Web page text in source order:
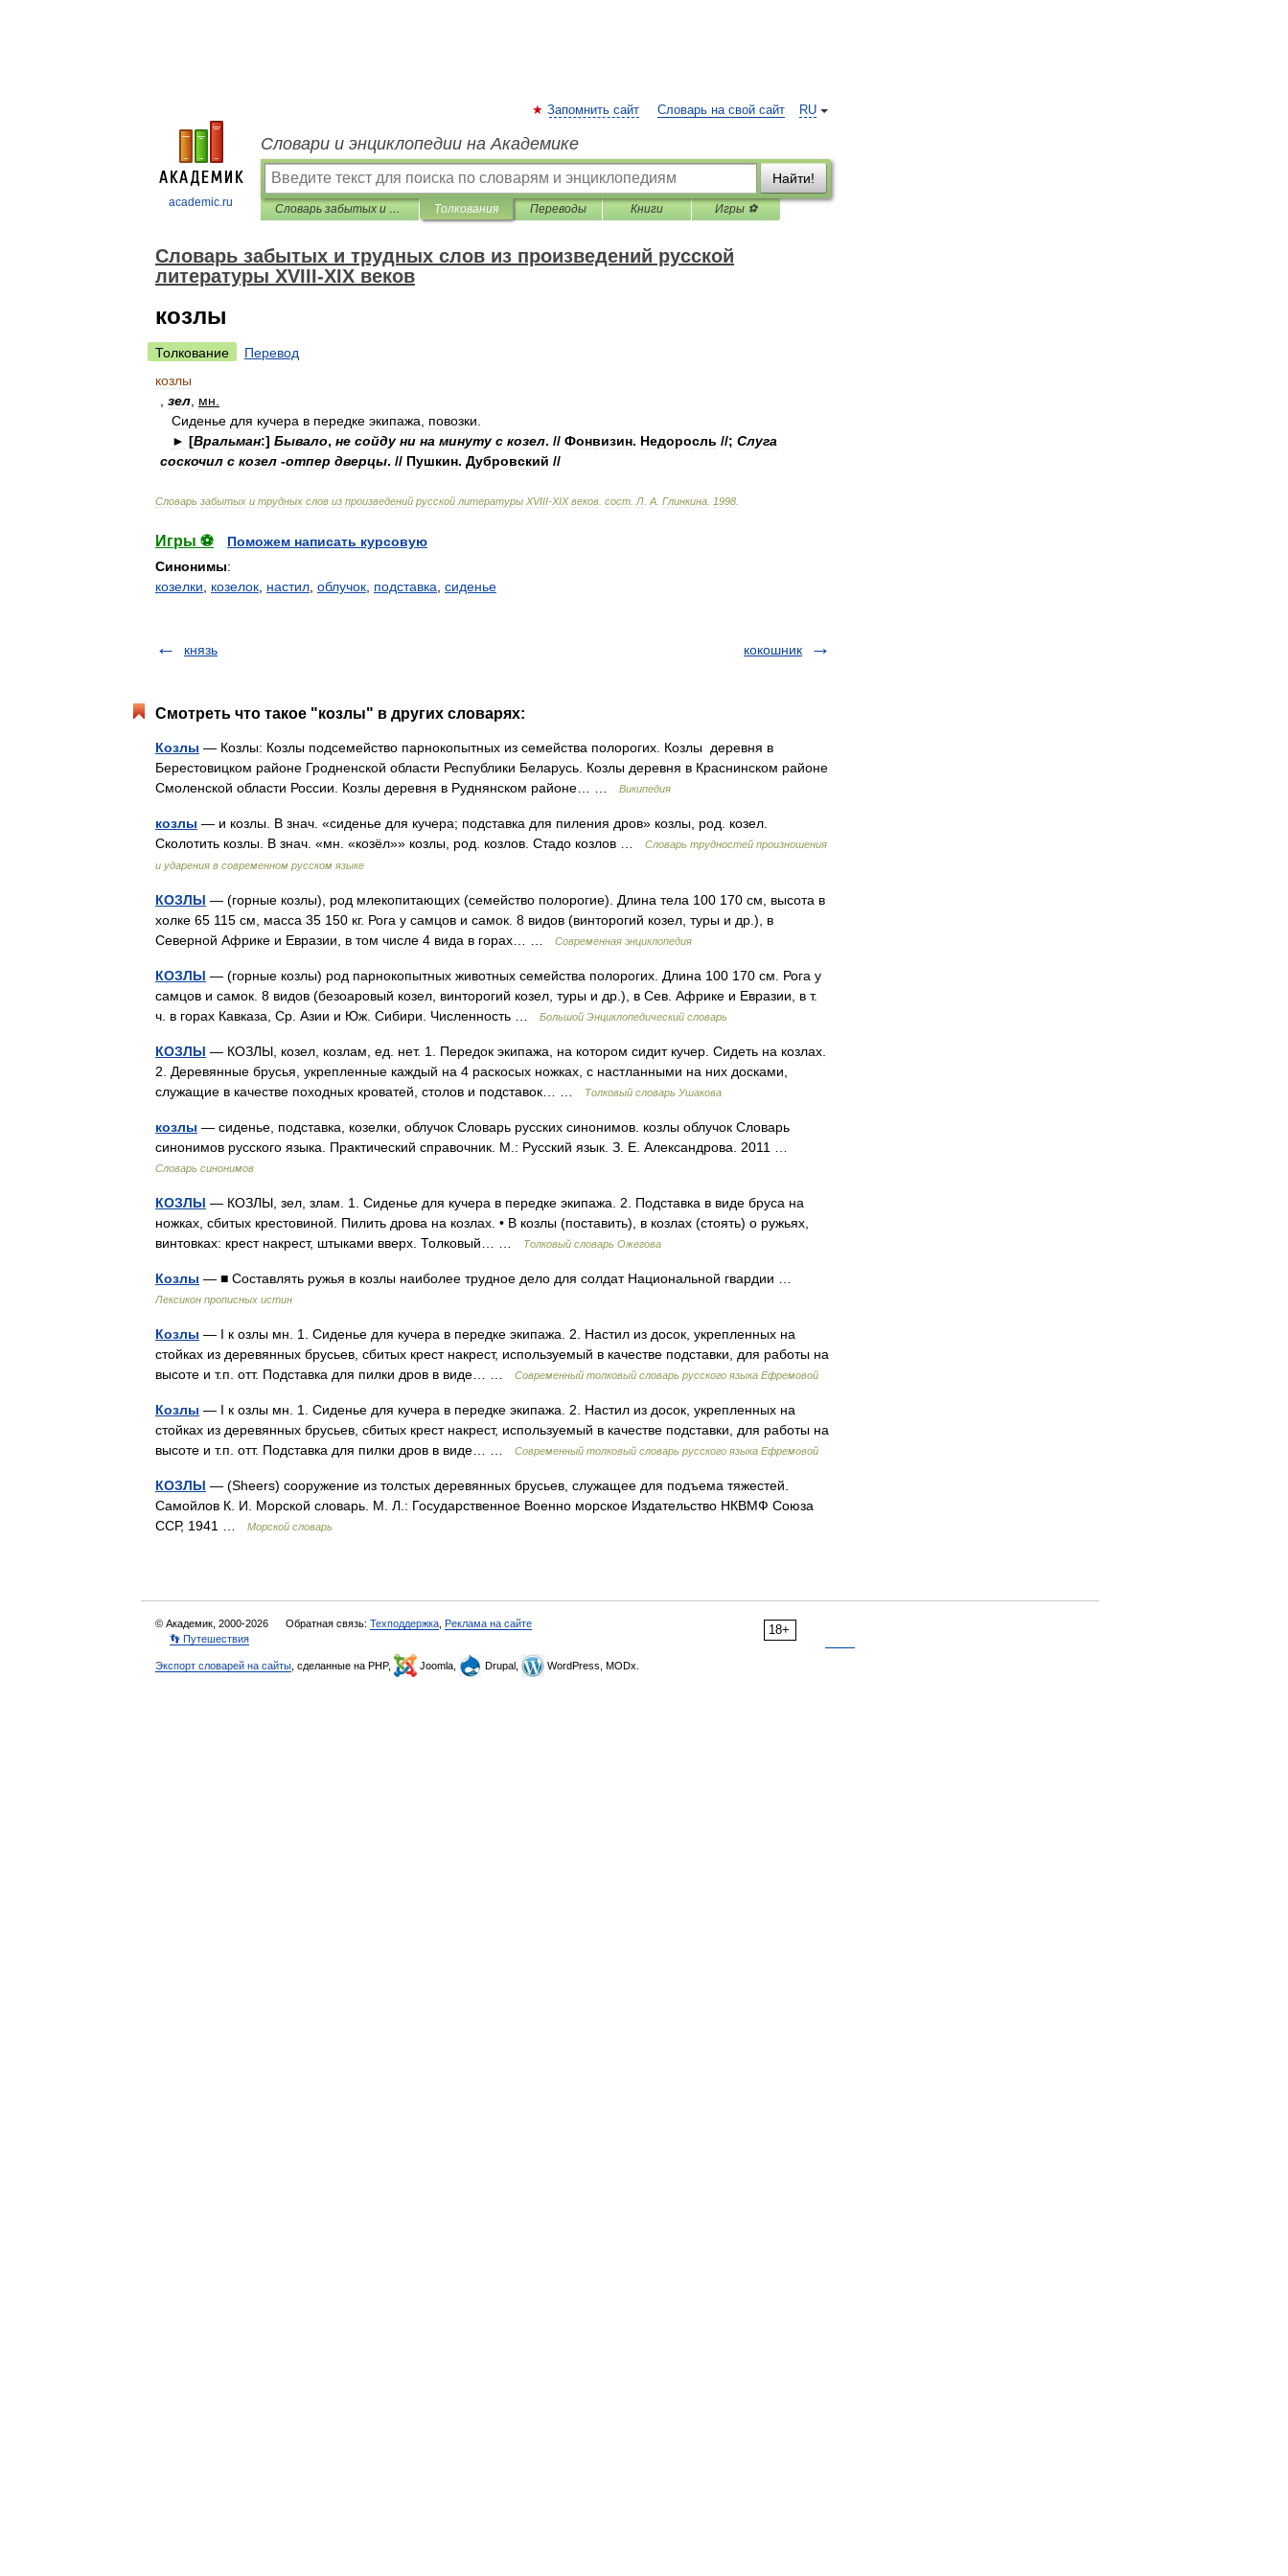
academic.ru
RU
Запомнить сайт Словарь на свой сайт
Словари и энциклопедии на Академике
Найти!
Словарь забытых и трудных слов из произведений русской литературы ХVIII-ХIХ веков Толкования Переводы Книги Игры ⚽
Словарь забытых и трудных слов из произведений русской
литературы ХVIII-ХIХ веков
козлы
Толкование
Перевод
козлы
зел мн
Сиденье для кучера в передке экипажа повозки
► [Вральман:] Бывало, не сойду ни на минуту с козел. // Фонвизин. Недоросль //; Слуга
соскочил с козел -отпер дверцы. // Пушкин. Дубровский //
Словарь забытых и трудных слов из произведений русской литературы ХVIII-ХIХ веков сост Л А Глинкина 1998
Игры ⚽
Поможем написать курсовую
Синонимы:
козелки
козелок настил облучок подставка сиденье
князь кокошник
Смотреть что такое "козлы" в других словарях:
Козлы — Козлы: Козлы подсемейство парнокопытных из семейства полорогих. Козлы деревня в
Берестовицком районе Гродненской области Республики Беларусь. Козлы деревня в Краснинском районе
Смоленской области России. Козлы деревня в Руднянском районе… …
Википедия
козлы — и козлы. В знач. «сиденье для кучера; подставка для пиления дров» козлы, род. козел.
Сколотить козлы. В знач. «мн. «козёл»» козлы, род. козлов. Стадо козлов …
Словарь трудностей произношения
и ударения в современном русском языке
КОЗЛЫ — (горные козлы), род млекопитающих (семейство полорогие). Длина тела 100 170 см, высота в
холке 65 115 см, масса 35 150 кг. Рога у самцов и самок. 8 видов (винторогий козел, туры и др.), в
Северной Африке и Евразии, в том числе 4 вида в горах… …
Современная энциклопедия
КОЗЛЫ — (горные козлы) род парнокопытных животных семейства полорогих. Длина 100 170 см. Рога у
самцов и самок. 8 видов (безоаровый козел, винторогий козел, туры и др.), в Сев. Африке и Евразии, в т.
ч. в горах Кавказа, Ср. Азии и Юж. Сибири. Численность …
Большой Энциклопедический словарь
КОЗЛЫ — КОЗЛЫ, козел, козлам, ед. нет. 1. Передок экипажа, на котором сидит кучер. Сидеть на козлах.
2. Деревянные брусья, укрепленные каждый на 4 раскосых ножках, с настланными на них досками,
служащие в качестве походных кроватей, столов и подставок… …
Толковый словарь Ушакова
козлы — сиденье, подставка, козелки, облучок Словарь русских синонимов. козлы облучок Словарь
синонимов русского языка. Практический справочник. М.: Русский язык. З. Е. Александрова. 2011 …
Словарь синонимов
КОЗЛЫ — КОЗЛЫ, зел, злам. 1. Сиденье для кучера в передке экипажа. 2. Подставка в виде бруса на
ножках, сбитых крестовиной. Пилить дрова на козлах. • В козлы (поставить), в козлах (стоять) о ружьях,
винтовках: крест накрест, штыками вверх. Толковый… …
Толковый словарь Ожегова
Козлы — ■ Составлять ружья в козлы наиболее трудное дело для солдат Национальной гвардии …
Лексикон прописных истин
Козлы — I к озлы мн. 1. Сиденье для кучера в передке экипажа. 2. Настил из досок, укрепленных на
стойках из деревянных брусьев, сбитых крест накрест, используемый в качестве подставки, для работы на
высоте и т.п. отт. Подставка для пилки дров в виде… …
Современный толковый словарь русского языка Ефремовой
Козлы — I к озлы мн. 1. Сиденье для кучера в передке экипажа. 2. Настил из досок, укрепленных на
стойках из деревянных брусьев, сбитых крест накрест, используемый в качестве подставки, для работы на
высоте и т.п. отт. Подставка для пилки дров в виде… …
Современный толковый словарь русского языка Ефремовой
КОЗЛЫ — (Sheers) сооружение из толстых деревянных брусьев, служащее для подъема тяжестей.
Самойлов К. И. Морской словарь. М. Л.: Государственное Военно морское Издательство НКВМФ Союза
ССР, 1941 …
Морской словарь
18+
© Академик, 2000-2026 Обратная связь: Техподдержка Реклама на сайте
👣 Путешествия
Экспорт словарей на сайты , сделанные на PHP, Joomla, Drupal, WordPress, MODx.